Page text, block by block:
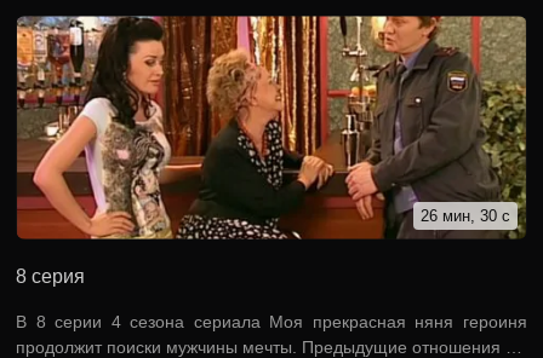
26 мин, 30 с
8 серия
В 8 серии 4 сезона сериала Моя прекрасная няня героиня
продолжит поиски мужчины мечты. Предыдущие отношения …